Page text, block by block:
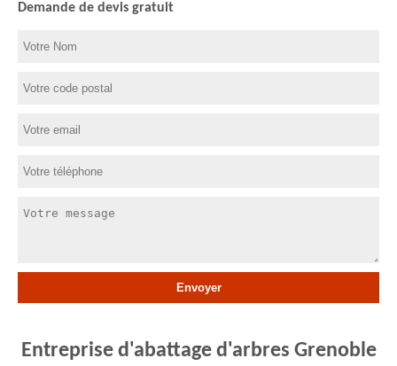
Demande de devis gratuit
Entreprise d'abattage d'arbres Grenoble